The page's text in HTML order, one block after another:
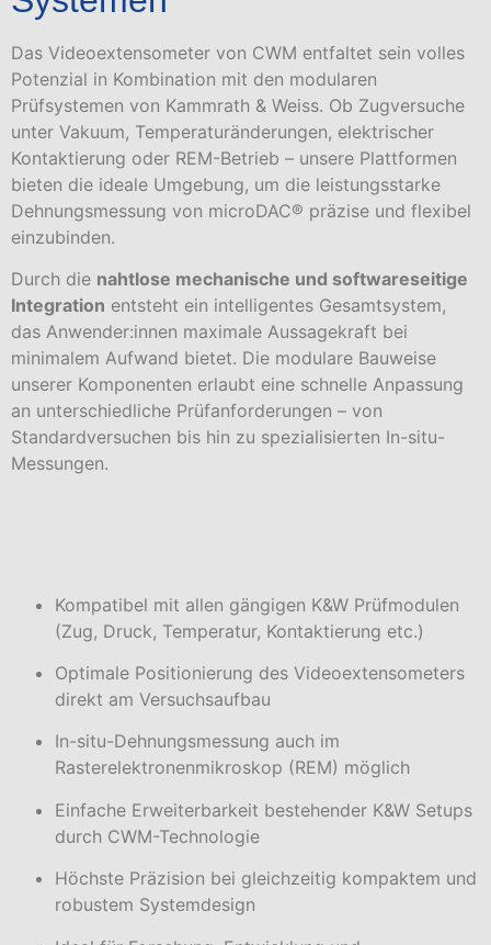
Das Videoextensometer von CWM entfaltet sein volles
Potenzial in Kombination mit den modularen
Prüfsystemen von Kammrath & Weiss. Ob Zugversuche
unter Vakuum, Temperaturänderungen, elektrischer
Kontaktierung oder REM-Betrieb – unsere Plattformen
bieten die ideale Umgebung, um die leistungsstarke
Dehnungsmessung von microDAC® präzise und flexibel
einzubinden.
Durch die nahtlose mechanische und softwareseitige
Integration entsteht ein intelligentes Gesamtsystem,
das Anwender:innen maximale Aussagekraft bei
minimalem Aufwand bietet. Die modulare Bauweise
unserer Komponenten erlaubt eine schnelle Anpassung
an unterschiedliche Prüfanforderungen – von
Standardversuchen bis hin zu spezialisierten In-situ-
Messungen.
Kompatibel mit allen gängigen K&W Prüfmodulen
(Zug, Druck, Temperatur, Kontaktierung etc.)
Optimale Positionierung des Videoextensometers
direkt am Versuchsaufbau
In-situ-Dehnungsmessung auch im
Rasterelektronenmikroskop (REM) möglich
Einfache Erweiterbarkeit bestehender K&W Setups
durch CWM-Technologie
Höchste Präzision bei gleichzeitig kompaktem und
robustem Systemdesign